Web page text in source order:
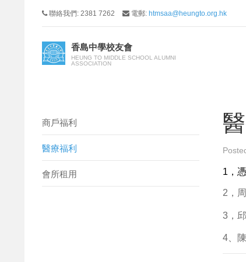
聯絡我們: 2381 7262 電郵: htmsaa@heungto.org.hk
香島中學校友會
HEUNG TO MIDDLE SCHOOL ALUMNI
ASSOCIATION
1，
2，
3，
4、
商戶福利
醫療福利
會所租用